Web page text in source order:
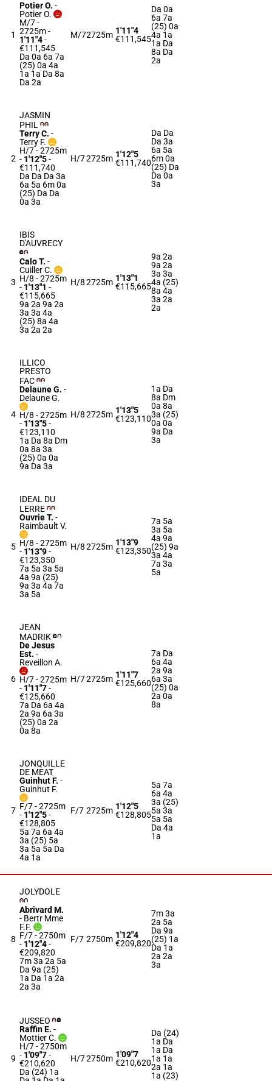
1
Potier O. -
Potier O.
M/7 -
2725m-
1'11"4-
€111,545
Da 0a 6a 7a
(25) 0a 4a
1a 1a Da 8a
Da 2a
M/72725m 1'11"4
€111,545
Da 0a
6a 7a
(25) 0a
4a 1a
1a Da
8a Da
2a
2
JASMIN
PHIL
Terry C. -
Terry F.
H/7 - 2725m
- 1'12"5-
€111,740
Da Da Da 3a
6a 5a 6m 0a
(25) Da Da
0a 3a
H/72725m 1'12"5
€111,740
Da Da
Da 3a
6a 5a
6m 0a
(25) Da
Da 0a
3a
3
IBIS
D'AUVRECY
Calo T. -
Cuiller C.
H/8 - 2725m
- 1'13"1 -
€115,665
9a 2a 9a 2a
3a 3a 4a
(25) 8a 4a
3a 2a 2a
H/82725m 1'13"1
€115,665
9a 2a
9a 2a
3a 3a
4a (25)
8a 4a
3a 2a
2a
4
ILLICO
PRESTO
FAC
Delaune G. -
Delaune G.
H/8 - 2725m
- 1'13"5-
€123,110
1a Da 8a Dm
0a 8a 3a
(25) 0a 0a
9a Da 3a
H/82725m 1'13"5
€123,110
1a Da
8a Dm
0a 8a
3a (25)
0a 0a
9a Da
3a
5
IDEAL DU
LERRE
Ouvrie T. -
Raimbault V.
H/8 - 2725m
- 1'13"9-
€123,350
7a 5a 3a 5a
4a 9a (25)
9a 3a 4a 7a
3a 5a
H/82725m 1'13"9
€123,350
7a 5a
3a 5a
4a 9a
(25) 9a
3a 4a
7a 3a
5a
6
JEAN
MADRIK
De Jesus
Est. -
Reveillon A.
H/7 - 2725m
- 1'11"7-
€125,660
7a Da 6a 4a
2a 9a 6a 3a
(25) 0a 2a
0a 8a
H/72725m 1'11"7
€125,660
7a Da
6a 4a
2a 9a
6a 3a
(25) 0a
2a 0a
8a
7
JONQUILLE
DE MEAT
Guinhut F. -
Guinhut F.
F/7 - 2725m
- 1'12"5-
€128,805
5a 7a 6a 4a
3a (25) 5a
3a 5a 5a Da
4a 1a
F/7 2725m 1'12"5
€128,805
5a 7a
6a 4a
3a (25)
5a 3a
5a 5a
Da 4a
1a
8
JOLYDOLE
Abrivard M.
- Bertr Mme
F.F.
F/7 - 2750m
- 1'12"4-
€209,820
7m 3a 2a 5a
Da 9a (25)
1a Da 1a 2a
2a 3a
F/7 2750m 1'12"4
€209,820
7m 3a
2a 5a
Da 9a
(25) 1a
Da 1a
2a 2a
3a
9
JUSSEO
Raffin E. -
Mottier C.
H/7 - 2750m
- 1'09"7-
€210,620
Da (24) 1a
H/72750m 1'09"7
€210,620
Da (24)
1a Da
1a Da
1a 1a
2a 1a
1a (23)